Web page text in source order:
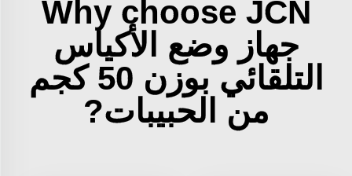
Why choose JCN
جهاز وضع الأكياس
التلقائي بوزن 50 كجم
من الحبيبات?